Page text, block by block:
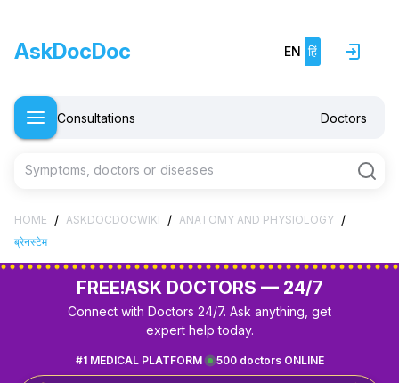
AskDocDoc EN हिं
Consultations Doctors
Symptoms, doctors or diseases
HOME / ASKDOCDOCWIKI / ANATOMY AND PHYSIOLOGY /
ब्रेनस्टेम
FREE!ASK DOCTORS — 24/7
Connect with Doctors 24/7. Ask anything, get
expert help today.
500 doctors ONLINE
#1 MEDICAL PLATFORM